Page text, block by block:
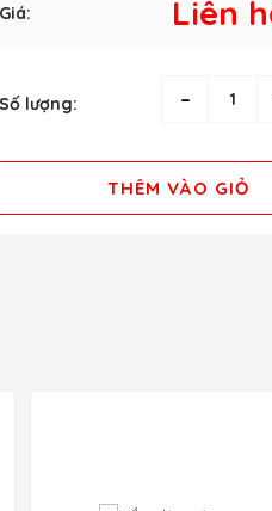
Giá: Liên
Số lượng: –
THÊM VÀO GIỎ